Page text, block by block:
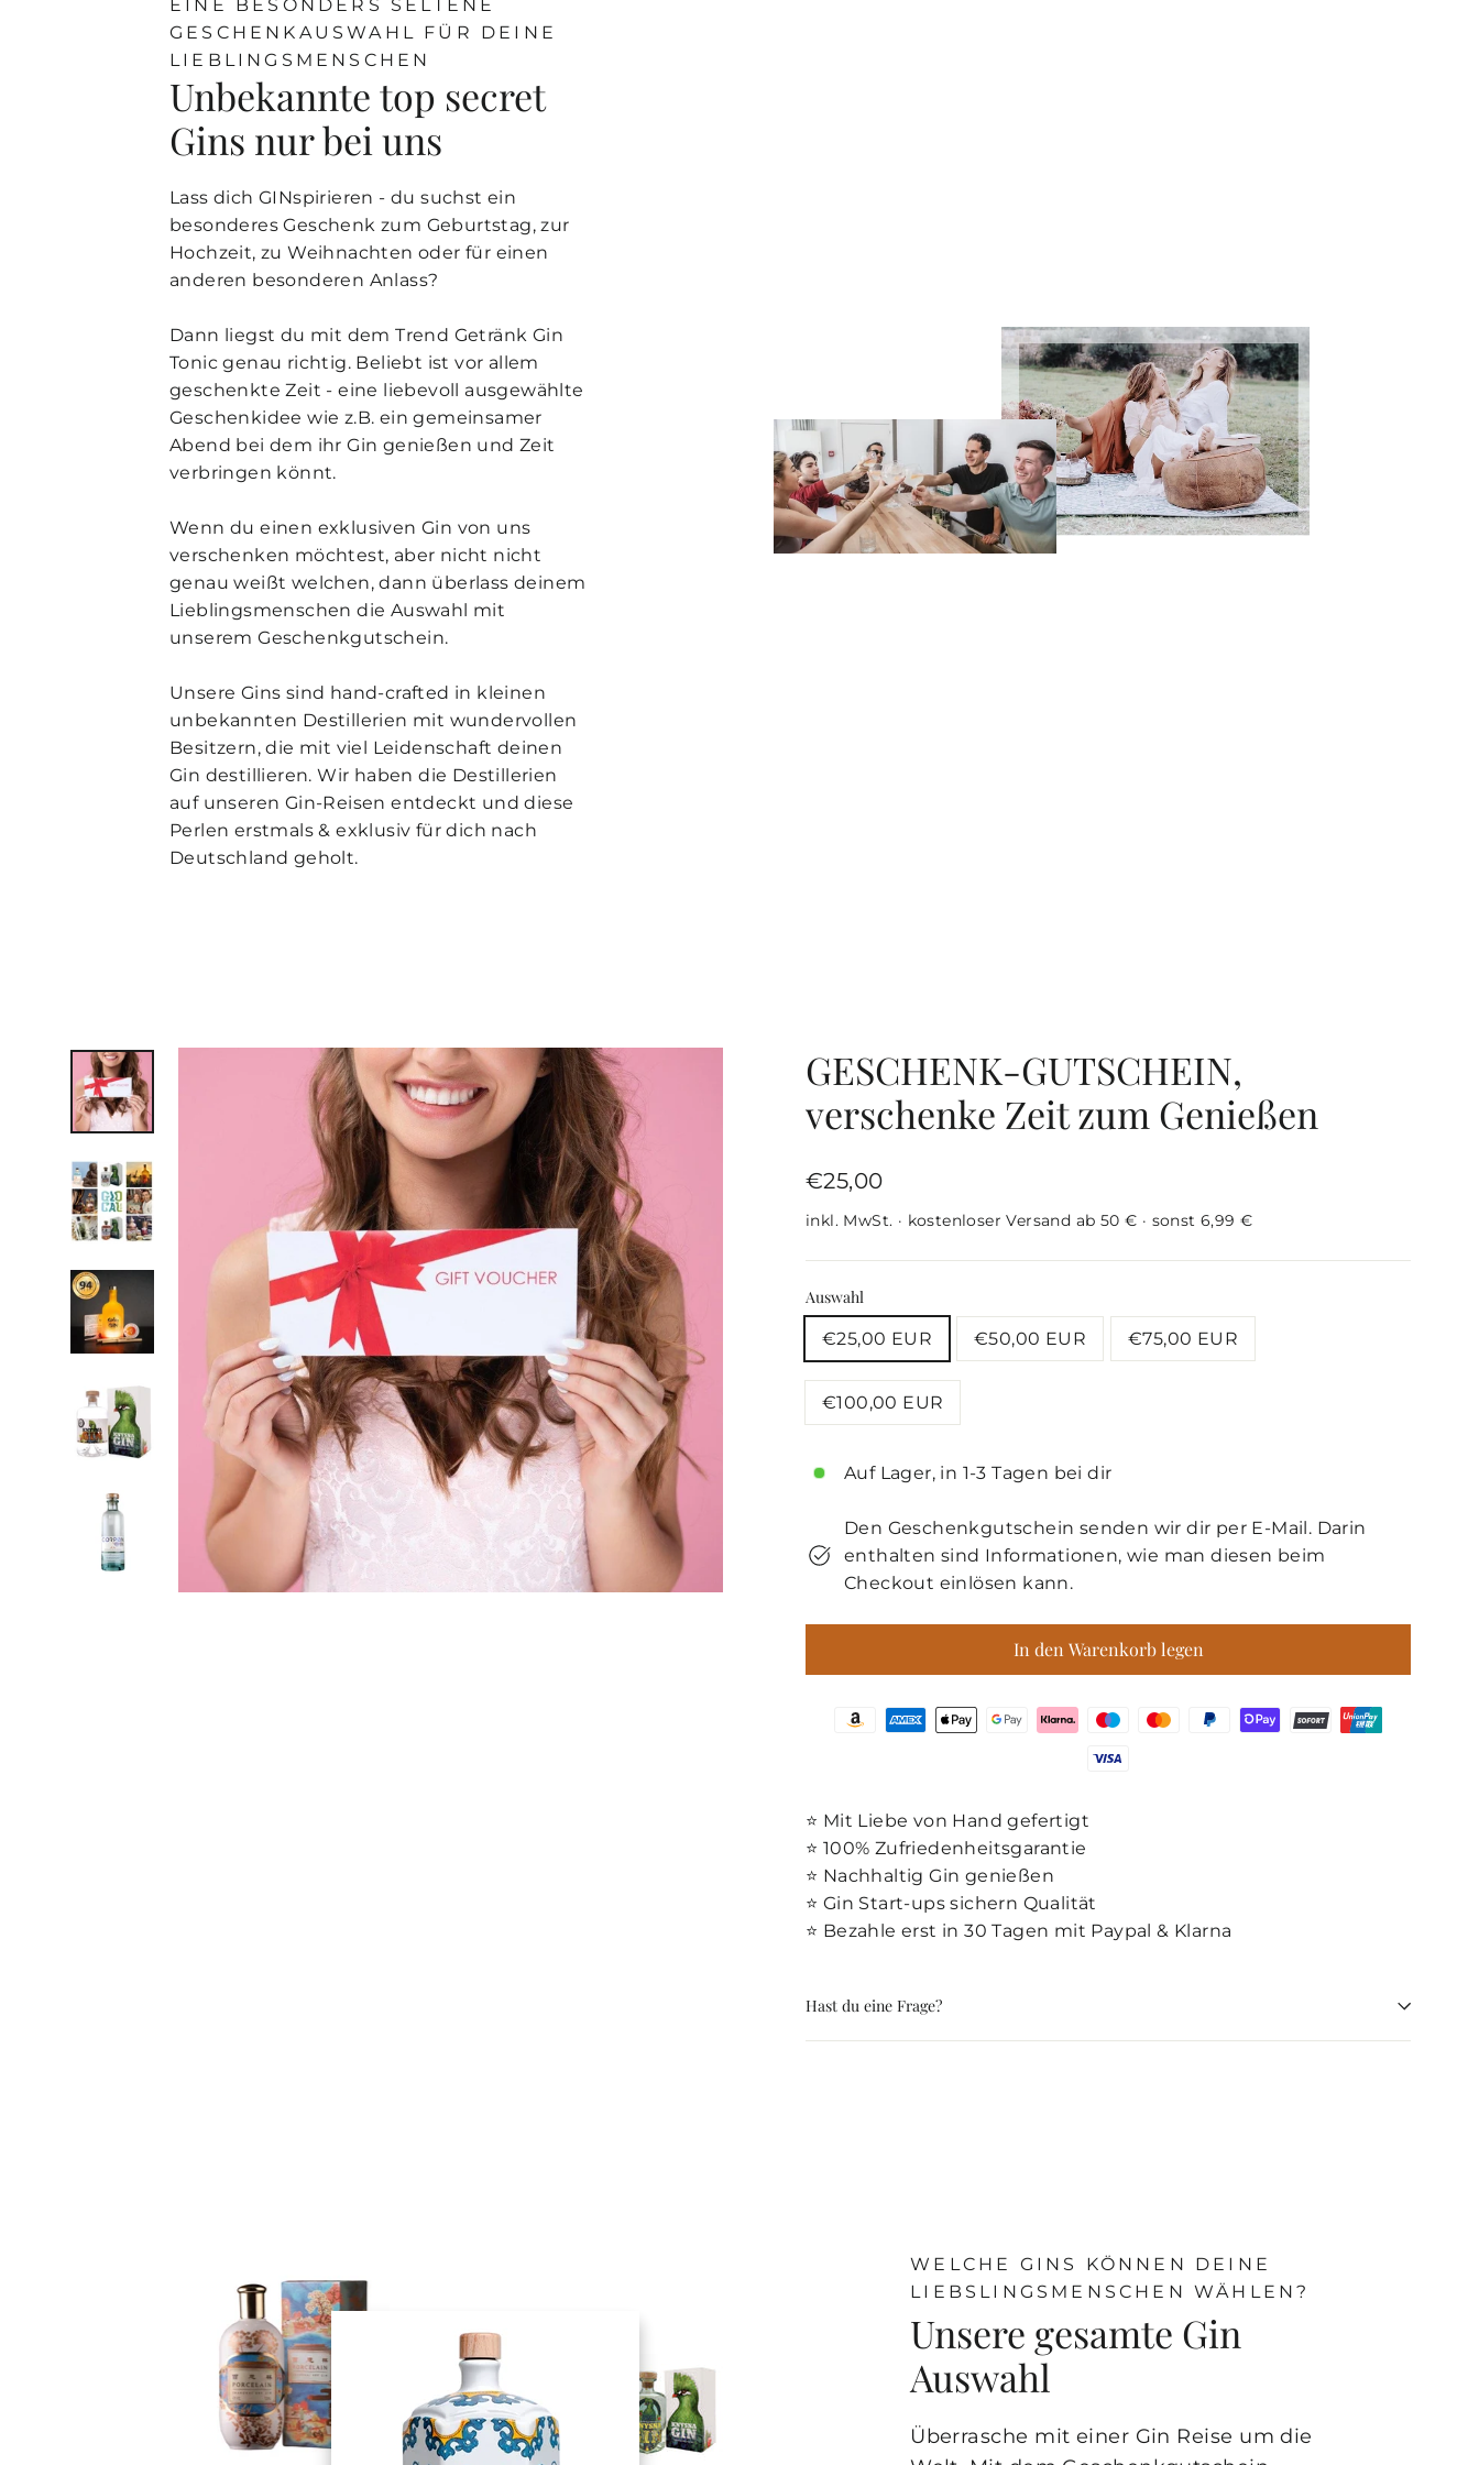
EINE BESONDERS SELTENE
GESCHENKAUSWAHL FÜR DEINE
LIEBLINGSMENSCHEN
Unbekannte top secret
Gins nur bei uns
Lass dich GINspirieren - du suchst ein
besonderes Geschenk zum Geburtstag, zur
Hochzeit, zu Weihnachten oder für einen
anderen besonderen Anlass?
Dann liegst du mit dem Trend Getränk Gin
Tonic genau richtig. Beliebt ist vor allem
geschenkte Zeit - eine liebevoll ausgewählte
Geschenkidee wie z.B. ein gemeinsamer
Abend bei dem ihr Gin genießen und Zeit
verbringen könnt.
Wenn du einen exklusiven Gin von uns
verschenken möchtest, aber nicht nicht
genau weißt welchen, dann überlass deinem
Lieblingsmenschen die Auswahl mit
unserem Geschenkgutschein.
Unsere Gins sind hand-crafted in kleinen
unbekannten Destillerien mit wundervollen
Besitzern, die mit viel Leidenschaft deinen
Gin destillieren. Wir haben die Destillerien
auf unseren Gin-Reisen entdeckt und diese
Perlen erstmals & exklusiv für dich nach
Deutschland geholt.
GESCHENK-GUTSCHEIN,
verschenke Zeit zum Genießen
Normaler
€25,00
inkl. MwSt. · kostenloser Versand ab 50 € · sonst 6,99 €
Auswahl
€25,00 EUR
€50,00 EUR €75,00 EUR
€100,00 EUR
Auf Lager, in 1-3 Tagen bei dir
Den Geschenkgutschein senden wir dir per E-Mail. Darin
enthalten sind Informationen, wie man diesen beim
Checkout einlösen kann.
In den Warenkorb legen
⭐️ Mit Liebe von Hand gefertigt
⭐️ 100% Zufriedenheitsgarantie
⭐️ Nachhaltig Gin genießen
⭐️ Gin Start-ups sichern Qualität
⭐️ Bezahle erst in 30 Tagen mit Paypal & Klarna
Hast du eine Frage?
WELCHE GINS KÖNNEN DEINE
LIEBSLINGSMENSCHEN WÄHLEN?
Unsere gesamte Gin
Auswahl
Überrasche mit einer Gin Reise um die